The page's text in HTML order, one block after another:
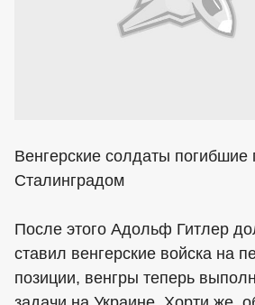
Венгерские солдаты погибшие
Сталинградом
После этого Адольф Гитлер
ставил венгерские войска на
позиции, венгры теперь